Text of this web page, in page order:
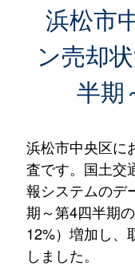
浜松市
ン売却
半期
浜松市中央区に
査です。国土交
報システムのデ
期～第4四半期
12%）増加し、
しました。